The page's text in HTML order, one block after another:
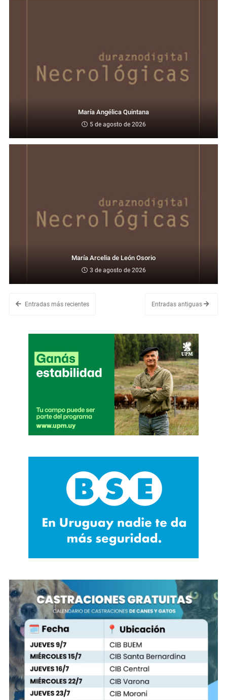
María Angélica Quintana
5 de agosto de 2026
María Arcelia de León Osorio
3 de agosto de 2026
Entradas más recientes Entradas antiguas